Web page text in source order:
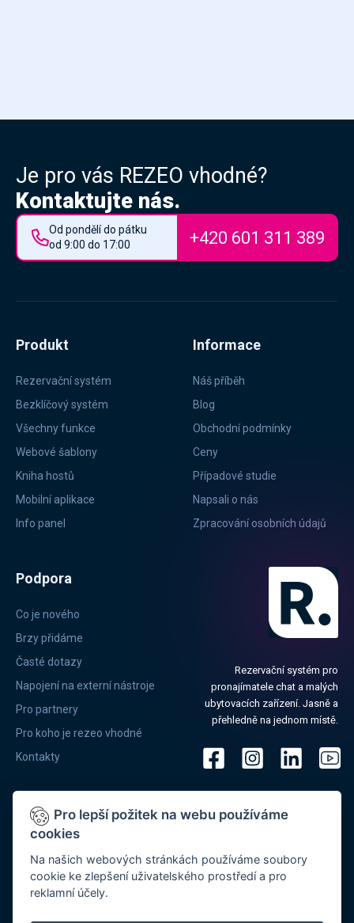
Je pro vás REZEO vhodné?
Kontaktujte nás.
Od pondělí do pátku
od 9:00 do 17:00
+420 601 311 389
Produkt
Rezervační systém
Bezklíčový systém
Všechny funkce
Webové šablony
Kniha hostů
Mobilní aplikace
Info panel
Informace
Náš příběh
Blog
Obchodní podmínky
Ceny
Případové studie
Napsali o nás
Zpracování osobních údajů
Podpora
Co je nového
Brzy přidáme
Časté dotazy
Napojení na externí nástroje
Pro partnery
Pro koho je rezeo vhodné
Kontakty
Rezervační systém pro
pronajímatele chat a malých
ubytovacích zařízení. Jasně a
přehledně na jednom místě.
889/90a, 602 00 Brno, IČ: 03703291, DIČ: CZ03703291 Společnost je
zapsaná v OŘ vedeném u Krajského obchodního soudu v Brně, oddíl C,
vložka 86358, je registrována v registru Úřadu pro ochranu osobních
Pro lepší požitek na webu používáme
cookies
Na našich webových stránkách používáme soubory
cookie ke zlepšení uživatelského prostředí a pro
reklamní účely.